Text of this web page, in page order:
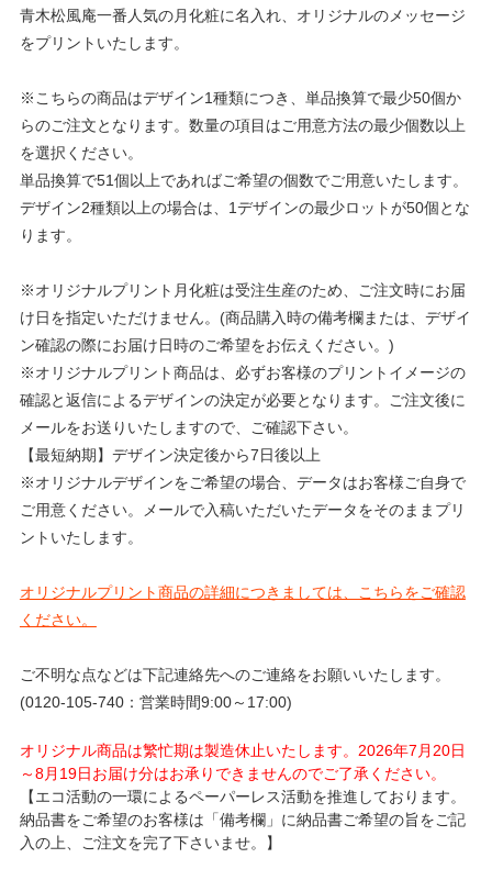
青木松風庵一番人気の月化粧に名入れ、オリジナルのメッセージ
をプリントいたします。
※こちらの商品はデザイン1種類につき、単品換算で最少50個か
らのご注文となります。数量の項目はご用意方法の最少個数以上
を選択ください。
単品換算で51個以上であればご希望の個数でご用意いたします。
デザイン2種類以上の場合は、1デザインの最少ロットが50個とな
ります。
※オリジナルプリント月化粧は受注生産のため、ご注文時にお届
け日を指定いただけません。(商品購入時の備考欄または、デザイ
ン確認の際にお届け日時のご希望をお伝えください。)
※オリジナルプリント商品は、必ずお客様のプリントイメージの
確認と返信によるデザインの決定が必要となります。ご注文後に
メールをお送りいたしますので、ご確認下さい。
【最短納期】デザイン決定後から7日後以上
※オリジナルデザインをご希望の場合、データはお客様ご自身で
ご用意ください。メールで入稿いただいたデータをそのままプリ
ントいたします。
オリジナルプリント商品の詳細につきましては、こちらをご確認
ください。
ご不明な点などは下記連絡先へのご連絡をお願いいたします。
(0120-105-740：営業時間9:00～17:00)
オリジナル商品は繁忙期は製造休止いたします。2026年7月20日
～8月19日お届け分はお承りできませんのでご了承ください。
【エコ活動の一環によるペーパーレス活動を推進しております。
納品書をご希望のお客様は「備考欄」に納品書ご希望の旨をご記
入の上、ご注文を完了下さいませ。】